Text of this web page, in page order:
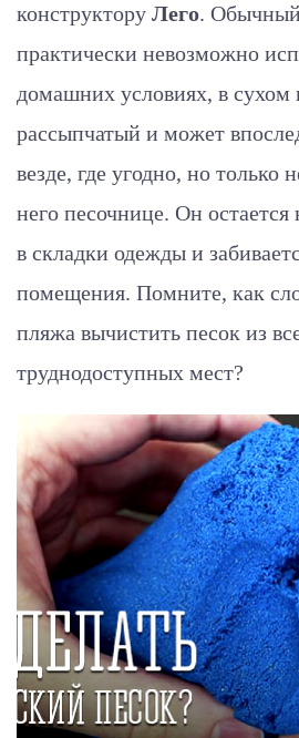
конструктору Лего.
практически невозможно
домашних условиях, в
рассыпчатый и может
везде, где угодно, но только
него песочнице. Он остается
в складки одежды и
помещения. Помните, как
пляжа вычистить песок из
труднодоступных мест?